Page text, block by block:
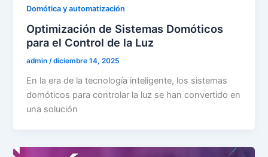
Domótica y automatización
Optimización de Sistemas Domóticos
para el Control de la Luz
admin/diciembre 14, 2025
En la era de la tecnología inteligente, los sistemas
domóticos para controlar la luz se han convertido en
una solución